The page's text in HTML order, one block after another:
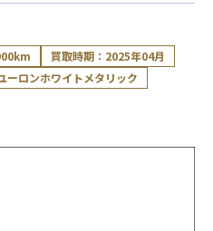
買取時期：2025年04月
ーロンホワイトメタリック